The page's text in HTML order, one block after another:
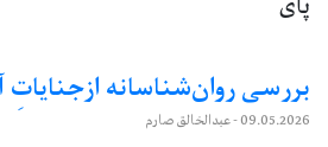
بررسی روان‌شناسانه ازجنایاتِ
09.05.2026- عبدالخالق صارم